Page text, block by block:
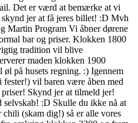
Det er værd at bemærke at vi
skynd jer at få jeres billet! :D Mvh
Martin Program Vi åbner dørene
bar og priser. Klokken 1800
tradition vil blive
maden klokken 1900
øl på husets regning. :) Igennem
fester!) vil baren være åben med
Skynd jer at tilmeld jer!
:D Skulle du ikke nå at
(skam dig!) så er alle vores